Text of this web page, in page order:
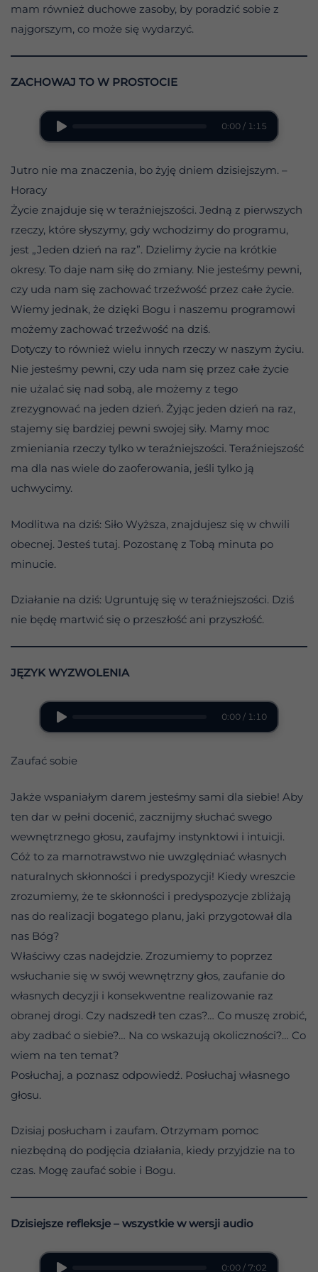
mam również duchowe zasoby, by poradzić sobie z
najgorszym, co może się wydarzyć.
ZACHOWAJ TO W PROSTOCIE
0:00 / 1:15
Jutro nie ma znaczenia, bo żyję dniem dzisiejszym. –
Horacy
Życie znajduje się w teraźniejszości. Jedną z pierwszych
rzeczy, które słyszymy, gdy wchodzimy do programu,
jest „Jeden dzień na raz”. Dzielimy życie na krótkie
okresy. To daje nam siłę do zmiany. Nie jesteśmy pewni,
czy uda nam się zachować trzeźwość przez całe życie.
Wiemy jednak, że dzięki Bogu i naszemu programowi
możemy zachować trzeźwość na dziś.
Dotyczy to również wielu innych rzeczy w naszym życiu.
Nie jesteśmy pewni, czy uda nam się przez całe życie
nie użalać się nad sobą, ale możemy z tego
zrezygnować na jeden dzień. Żyjąc jeden dzień na raz,
stajemy się bardziej pewni swojej siły. Mamy moc
zmieniania rzeczy tylko w teraźniejszości. Teraźniejszość
ma dla nas wiele do zaoferowania, jeśli tylko ją
uchwycimy.
Modlitwa na dziś: Siło Wyższa, znajdujesz się w chwili
obecnej. Jesteś tutaj. Pozostanę z Tobą minuta po
minucie.
Działanie na dziś: Ugruntuję się w teraźniejszości. Dziś
nie będę martwić się o przeszłość ani przyszłość.
JĘZYK WYZWOLENIA
0:00 / 1:10
Zaufać sobie
Jakże wspaniałym darem jesteśmy sami dla siebie! Aby
ten dar w pełni docenić, zacznijmy słuchać swego
wewnętrznego głosu, zaufajmy instynktowi i intuicji.
Cóż to za marnotrawstwo nie uwzględniać własnych
naturalnych skłonności i predyspozycji! Kiedy wreszcie
zrozumiemy, że te skłonności i predyspozycje zbliżają
nas do realizacji bogatego planu, jaki przygotował dla
nas Bóg?
Właściwy czas nadejdzie. Zrozumiemy to poprzez
wsłuchanie się w swój wewnętrzny głos, zaufanie do
własnych decyzji i konsekwentne realizowanie raz
obranej drogi. Czy nadszedł ten czas?… Co muszę zrobić,
aby zadbać o siebie?… Na co wskazują okoliczności?… Co
wiem na ten temat?
Posłuchaj, a poznasz odpowiedź. Posłuchaj własnego
głosu.
Dzisiaj posłucham i zaufam. Otrzymam pomoc
niezbędną do podjęcia działania, kiedy przyjdzie na to
czas. Mogę zaufać sobie i Bogu.
Dzisiejsze refleksje – wszystkie w wersji audio
0:00 / 7:02